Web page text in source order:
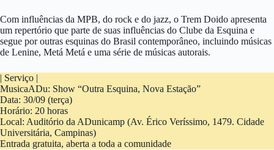
Com influências da MPB, do rock e do jazz, o Trem Doido apresenta
um repertório que parte de suas influências do Clube da Esquina e
segue por outras esquinas do Brasil contemporâneo, incluindo músicas
de Lenine, Metá Metá e uma série de músicas autorais.
| Serviço |
MusicaADu: Show “Outra Esquina, Nova Estação”
Data: 30/09 (terça)
Horário: 20 horas
Local: Auditório da ADunicamp (Av. Érico Veríssimo, 1479. Cidade
Universitária, Campinas)
Entrada gratuita, aberta a toda a comunidade